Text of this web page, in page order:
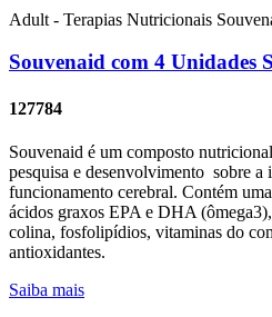
Adult - Terapias Nutricionais
Souvenaid com 4 Unidades
127784
Souvenaid é um composto
pesquisa e desenvolvimento sobre a
funcionamento cerebral. Contém
ácidos graxos EPA e DHA
colina, fosfolipídios, vitaminas do
antioxidantes.
Saiba mais